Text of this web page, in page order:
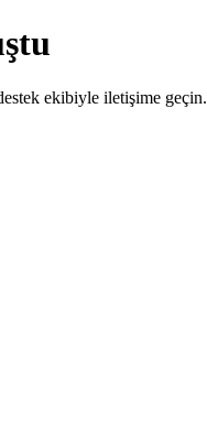
ekibiyle iletişime geçin.